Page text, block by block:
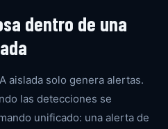
dentro de una
aislada solo genera alertas.
las detecciones se
unificado: una alerta de